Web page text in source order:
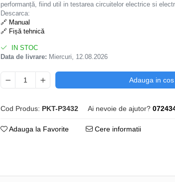
performanță, fiind util in testarea circuitelor electrice si
Descarca:
🔗 Manual
🔗 Fișă tehnică
IN STOC
Data de livrare: Miercuri, 12.08.2026
Adauga in cos
Cod Produs: PKT-P3432 Ai nevoie de ajutor?
Adauga la Favorite Cere informatii